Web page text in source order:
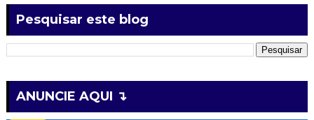
Pesquisar este blog
ANUNCIE AQUI ↴